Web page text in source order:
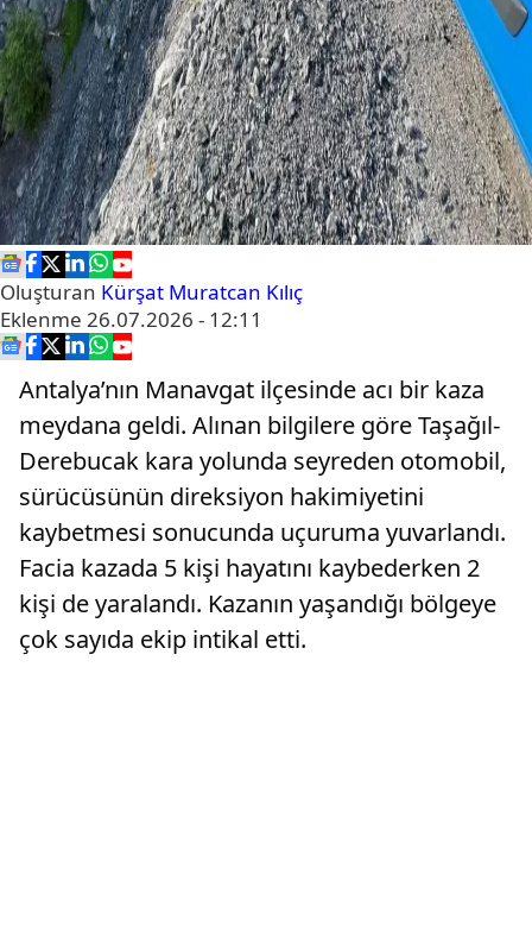
Oluşturan Kürşat Muratcan Kılıç
Eklenme 26.07.2026 - 12:11
Antalya’nın Manavgat ilçesinde acı bir kaza
meydana geldi. Alınan bilgilere göre Taşağıl-
Derebucak kara yolunda seyreden otomobil,
sürücüsünün direksiyon hakimiyetini
kaybetmesi sonucunda uçuruma yuvarlandı.
Facia kazada 5 kişi hayatını kaybederken 2
kişi de yaralandı. Kazanın yaşandığı bölgeye
çok sayıda ekip intikal etti.